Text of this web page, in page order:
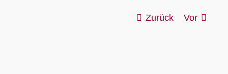
Zurück Vor